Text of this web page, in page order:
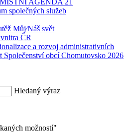
MÍSTNÍ AGENDA 21
společných služeb
Můj⁄Náš svět
ČR
a rozvoj administrativních
Společenství obcí Chomutovsko 2026
Hledaný výraz
možností"